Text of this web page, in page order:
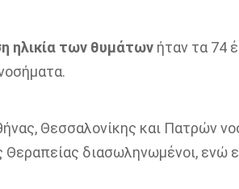
ηλικία των θυμάτωνήταν τα 74
Θεσσαλονίκης και Πατρών
διασωληνωμένοι, ενώ